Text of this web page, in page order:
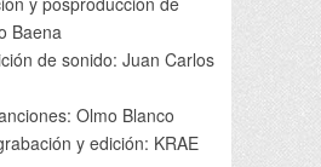
Baena
de sonido: Juan Carlos
Olmo Blanco
y edición: KRAE